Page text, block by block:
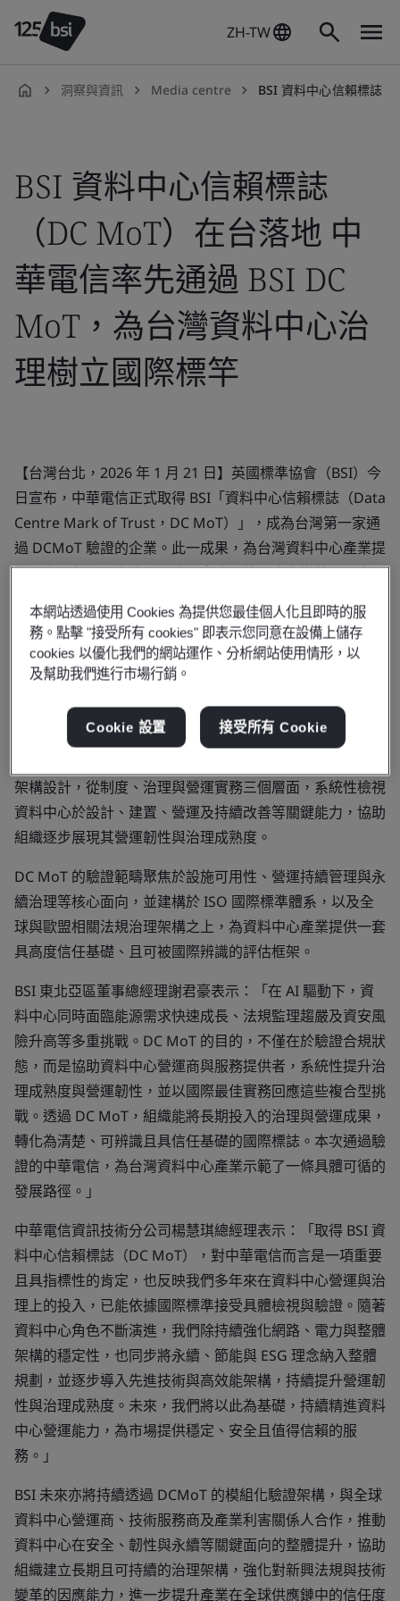
ZH-TW
洞察與資訊 Media centre BSI 資料中心信賴標誌（DCMoT）在台落地 中華
BSI 資料中心信賴標誌
（DC MoT）在台落地 中
華電信率先通過 BSI DC
MoT，為台灣資料中心治
理樹立國際標竿
【台灣台北，2026 年 1 月 21 日】英國標準協會（BSI）今
日宣布，中華電信正式取得 BSI「資料中心信賴標誌（Data
Centre Mark of Trust，DC MoT）」，成為台灣第一家通
過 DCMoT 驗證的企業。此一成果，為台灣資料中心產業提
供一套可對齊國際治理要求的實務示範，也象徵其資料中心
統化治理階段，為產業建立具體可循的國際信賴標竿。
隨著人工智慧（AI）、雲端運算與關鍵數位服務快速發展，
資料中心已成為支撐數位經濟與關鍵基礎設施韌性的核心。
其競爭力不再僅取決於算力與規模，更關乎是否具備長期、
穩定且可被信任的治理能力。BSI 推出的「資料中心信賴標
架構設計，從制度、治理與營運實務三個層面，系統性檢視
資料中心於設計、建置、營運及持續改善等關鍵能力，協助
組織逐步展現其營運韌性與治理成熟度。
DC MoT 的驗證範疇聚焦於設施可用性、營運持續管理與永
續治理等核心面向，並建構於 ISO 國際標準體系，以及全
球與歐盟相關法規治理架構之上，為資料中心產業提供一套
具高度信任基礎、且可被國際辨識的評估框架。
BSI 東北亞區董事總經理謝君豪表示：「在 AI 驅動下，資
料中心同時面臨能源需求快速成長、法規監理趨嚴及資安風
險升高等多重挑戰。DC MoT 的目的，不僅在於驗證合規狀
態，而是協助資料中心營運商與服務提供者，系統性提升治
理成熟度與營運韌性，並以國際最佳實務回應這些複合型挑
戰。透過 DC MoT，組織能將長期投入的治理與營運成果，
轉化為清楚、可辨識且具信任基礎的國際標誌。本次通過驗
證的中華電信，為台灣資料中心產業示範了一條具體可循的
發展路徑。」
中華電信資訊技術分公司楊慧琪總經理表示：「取得 BSI 資
料中心信賴標誌（DC MoT），對中華電信而言是一項重要
且具指標性的肯定，也反映我們多年來在資料中心營運與治
理上的投入，已能依據國際標準接受具體檢視與驗證。隨著
資料中心角色不斷演進，我們除持續強化網路、電力與整體
架構的穩定性，也同步將永續、節能與 ESG 理念納入整體
規劃，並逐步導入先進技術與高效能架構，持續提升營運韌
性與治理成熟度。未來，我們將以此為基礎，持續精進資料
中心營運能力，為市場提供穩定、安全且值得信賴的服
務。」
BSI 未來亦將持續透過 DCMoT 的模組化驗證架構，與全球
資料中心營運商、技術服務商及產業利害關係人合作，推動
資料中心在安全、韌性與永續等關鍵面向的整體提升，協助
組織建立長期且可持續的治理架構，強化對新興法規與技術
變革的因應能力，進一步提升產業在全球供應鏈中的信任度
本網站透過使用 Cookies 為提供您最佳個人化且即時的服
務。點擊 "接受所有 cookies" 即表示您同意在設備上儲存
cookies 以優化我們的網站運作、分析網站使用情形，以
及幫助我們進行市場行銷。
Cookie 設置 接受所有 Cookie